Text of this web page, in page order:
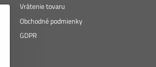
Vrátenie tovaru
Obchodné podmienky
GDPR